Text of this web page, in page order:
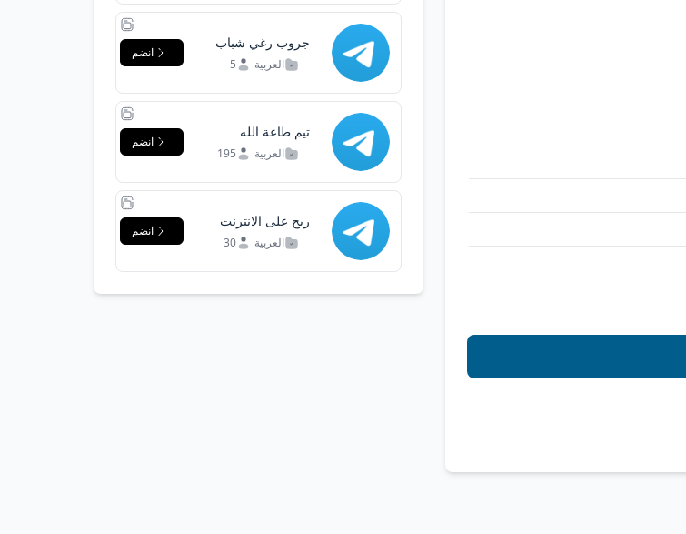
جروب رغي شباب
وبناتالعربية 5
انضم
تيم طاعة الله
تجمعنا™️العربية 195
انضم
ربح على الانترنت
العربية 30
انضم